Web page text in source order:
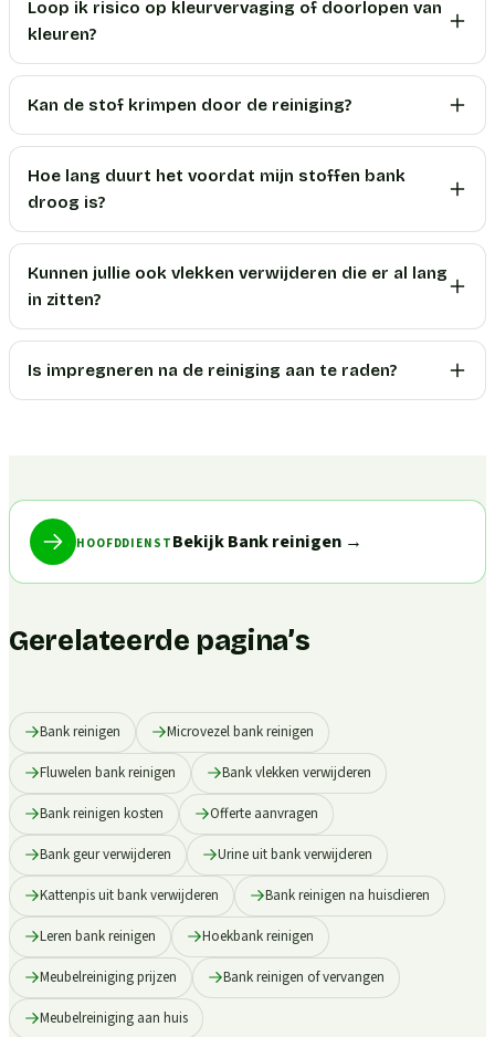
Loop ik risico op kleurvervaging of doorlopen van
kleuren?
Kan de stof krimpen door de reiniging?
Hoe lang duurt het voordat mijn stoffen bank
droog is?
Kunnen jullie ook vlekken verwijderen die er al lang
in zitten?
Is impregneren na de reiniging aan te raden?
HOOFDDIENST Bekijk Bank reinigen→
Gerelateerde pagina’s
Bank reinigen Microvezel bank reinigen
Fluwelen bank reinigen Bank vlekken verwijderen
Bank reinigen kosten Offerte aanvragen
Bank geur verwijderen Urine uit bank verwijderen
Kattenpis uit bank verwijderen Bank reinigen na huisdieren
Leren bank reinigen Hoekbank reinigen
Meubelreiniging prijzen Bank reinigen of vervangen
Meubelreiniging aan huis